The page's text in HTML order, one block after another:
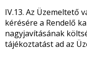
IV.13. Az Üzemeltető
kérésére a Rendelő
nagyjavításának
tájékoztatást ad az